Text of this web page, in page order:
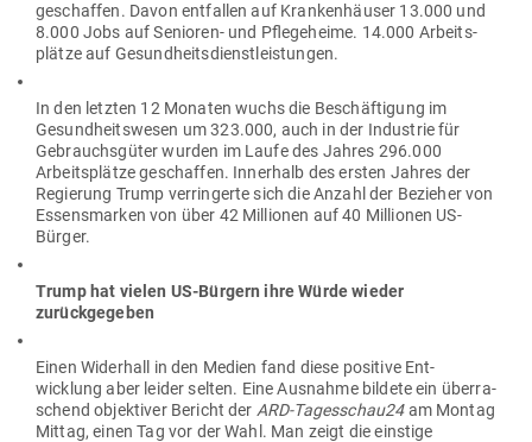
geschaffen. Davon ent­fallen auf Kran­ken­häuser 13.000 und
8.000 Jobs auf Senioren- und Pfle­ge­heime. 14.000 Arbeits­
plätze auf Gesundheitsdienstleistungen.
In den letzten 12 Monaten wuchs die Beschäf­tigung im
Gesund­heits­wesen um 323.000, auch in der Industrie für
Gebrauchs­güter wurden im Laufe des Jahres 296.000
Arbeits­plätze geschaffen. Innerhalb des ersten Jahres der
Regierung Trump ver­rin­gerte sich die Anzahl der Bezieher von
Essens­marken von über 42 Mil­lionen auf 40 Mil­lionen US-
Bürger.
Trump hat vielen US-Bürgern ihre Würde wieder
zurückgegeben
Einen Widerhall in den Medien fand diese positive Ent­
wicklung aber leider selten. Eine Aus­nahme bildete ein über­ra­
schend objek­tiver Bericht der ARD-Tages­schau24am Montag
Mittag, einen Tag vor der Wahl. Man zeigt die einstige